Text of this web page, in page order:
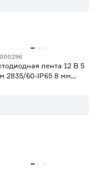
лента 12 В 5
2835/60‑IP65 8 мм